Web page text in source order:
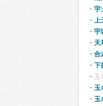
宇
宇
天
合
下
玉
玉
玉